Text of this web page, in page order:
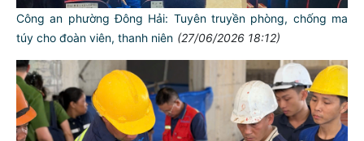
Công an phường Đông Hải: Tuyên truyền phòng, chống ma
túy cho đoàn viên, thanh niên (27/06/2026 18:12)